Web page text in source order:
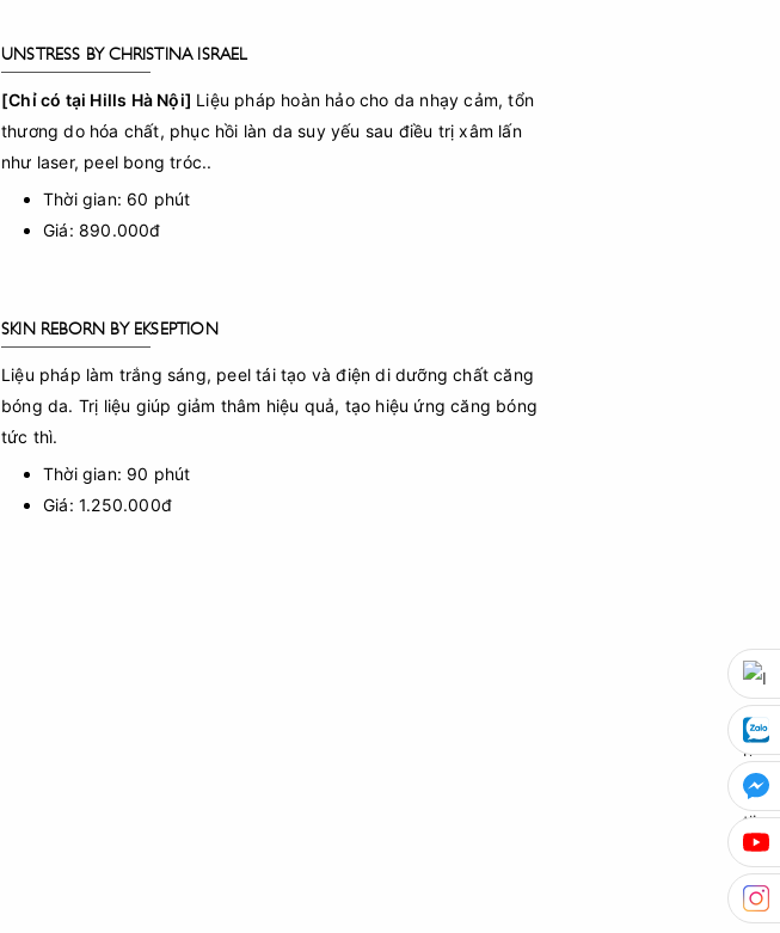
UNSTRESS BY CHRISTINA ISRAEL
[Chỉ có tại Hills Hà Nội] Liệu pháp hoàn hảo cho da nhạy cảm, tổn
thương do hóa chất, phục hồi làn da suy yếu sau điều trị xâm lấn
như laser, peel bong tróc..
Thời gian: 60 phút
Giá: 890.000đ
SKIN REBORN BY EKSEPTION
Liệu pháp làm trắng sáng, peel tái tạo và điện di dưỡng chất căng
bóng da. Trị liệu giúp giảm thâm hiệu quả, tạo hiệu ứng căng bóng
tức thì.
Thời gian: 90 phút
Giá: 1.250.000đ